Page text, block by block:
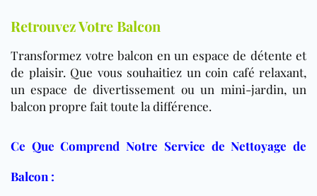
Retrouvez Votre Balcon
Transformez votre balcon en un espace de détente et
de plaisir. Que vous souhaitiez un coin café relaxant,
un espace de divertissement ou un mini-jardin, un
balcon propre fait toute la différence.
Ce Que Comprend Notre Service de Nettoyage de
Balcon :